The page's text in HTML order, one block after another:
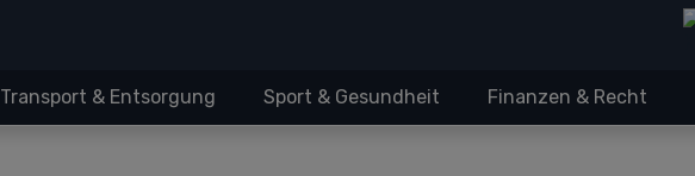
Transport & Entsorgung Sport & Gesundheit Finanzen & Recht